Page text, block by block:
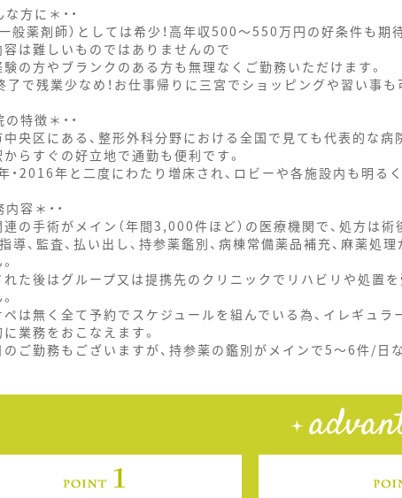
な方に＊・・
般薬剤師）としては希少！高年収500～550万円の好条件も期
は難しいものではありませんので
の方やブランクのある方も無理なくご勤務いただけます。
で残業少なめ！お仕事帰りに三宮でショッピングや習い事
の特徴＊・・
央区にある、整形外科分野における全国で見ても代表的な病
らすぐの好立地で通勤も便利です。
2016年と二度にわたり増床され、ロビーや各施設内も明るく
内容＊・・
の手術がメイン（年間3,000件ほど）の医療機関で、処方は術
導、監査、払い出し、持参薬鑑別、病棟常備薬品補充、麻薬処
た後はグループ又は提携先のクリニックでリハビリや処置を
は無く全て予約でスケジュールを組んでいる為、イレギュラ
業務をおこなえます。
ご勤務もございますが、持参薬の鑑別がメインで5～6件/日な